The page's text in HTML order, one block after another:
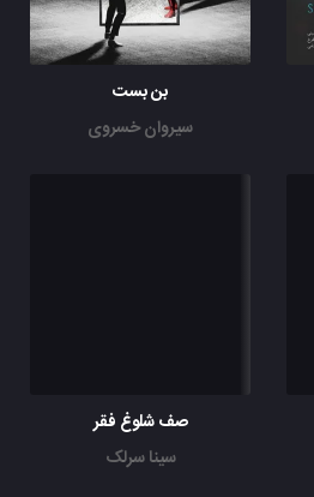
بن بست
سیروان خسروی
صف شلوغ فقر
سینا سرلک